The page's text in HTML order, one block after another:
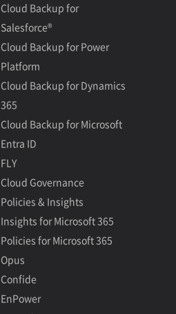
Cloud Backup for
Salesforce®
Cloud Backup for Power
Platform
Cloud Backup for Dynamics
365
Cloud Backup for Microsoft
Entra ID
FLY
Cloud Governance
Policies & Insights
Insights for Microsoft 365
Policies for Microsoft 365
Opus
Confide
EnPower